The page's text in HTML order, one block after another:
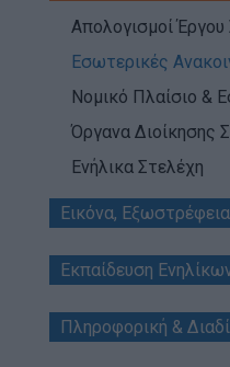
Προσκοπικό Πρόγραμμα
Μάθηση στην Πράξη
Στόχοι Βιώσιμης
Earth Tribe
Ομάδα Διάσωσης
Πώς να συμμετέχετε
Βρείτε μας
Νέα & Blog
Απολογισμοί Έργου
Εσωτερικές
Νομικό Πλαίσιο &
Όργανα Διοίκησης
Ενήλικα Στελέχη
Εικόνα,
Εκπαίδευση
Πληροφορική &